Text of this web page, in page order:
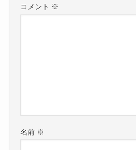
コメント ※
名前 ※